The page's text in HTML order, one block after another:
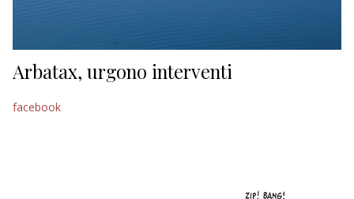
CULTURA
NAUTICA
Arbatax, urgono interventi
facebook